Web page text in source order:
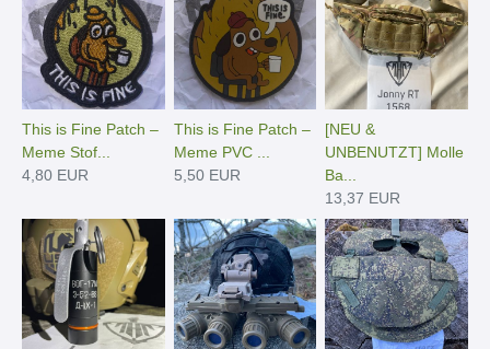
This is Fine Patch –
Meme Stof...
4,80 EUR
This is Fine Patch –
Meme PVC ...
5,50 EUR
[NEU &
UNBENUTZT] Molle
Ba...
13,37 EUR